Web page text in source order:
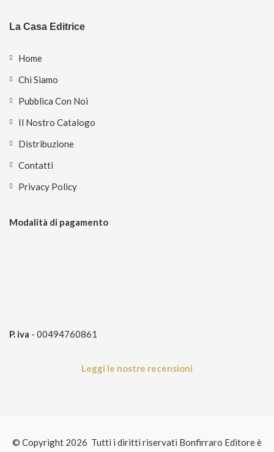
La Casa Editrice
Home
Chi Siamo
Pubblica Con Noi
Il Nostro Catalogo
Distribuzione
Contatti
Privacy Policy
Modalità di pagamento
P. iva - 00494760861
Leggi le nostre recensioni
© Copyright 2026 Tutti i diritti riservati Bonfirraro Editore è